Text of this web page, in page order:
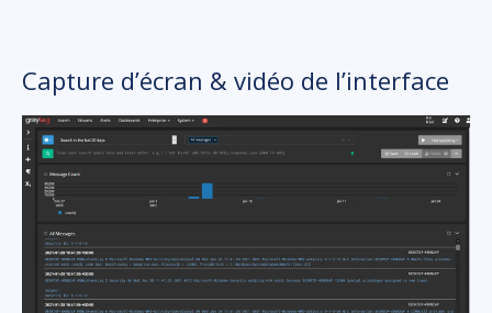
Capture d’écran & vidéo de l’interface